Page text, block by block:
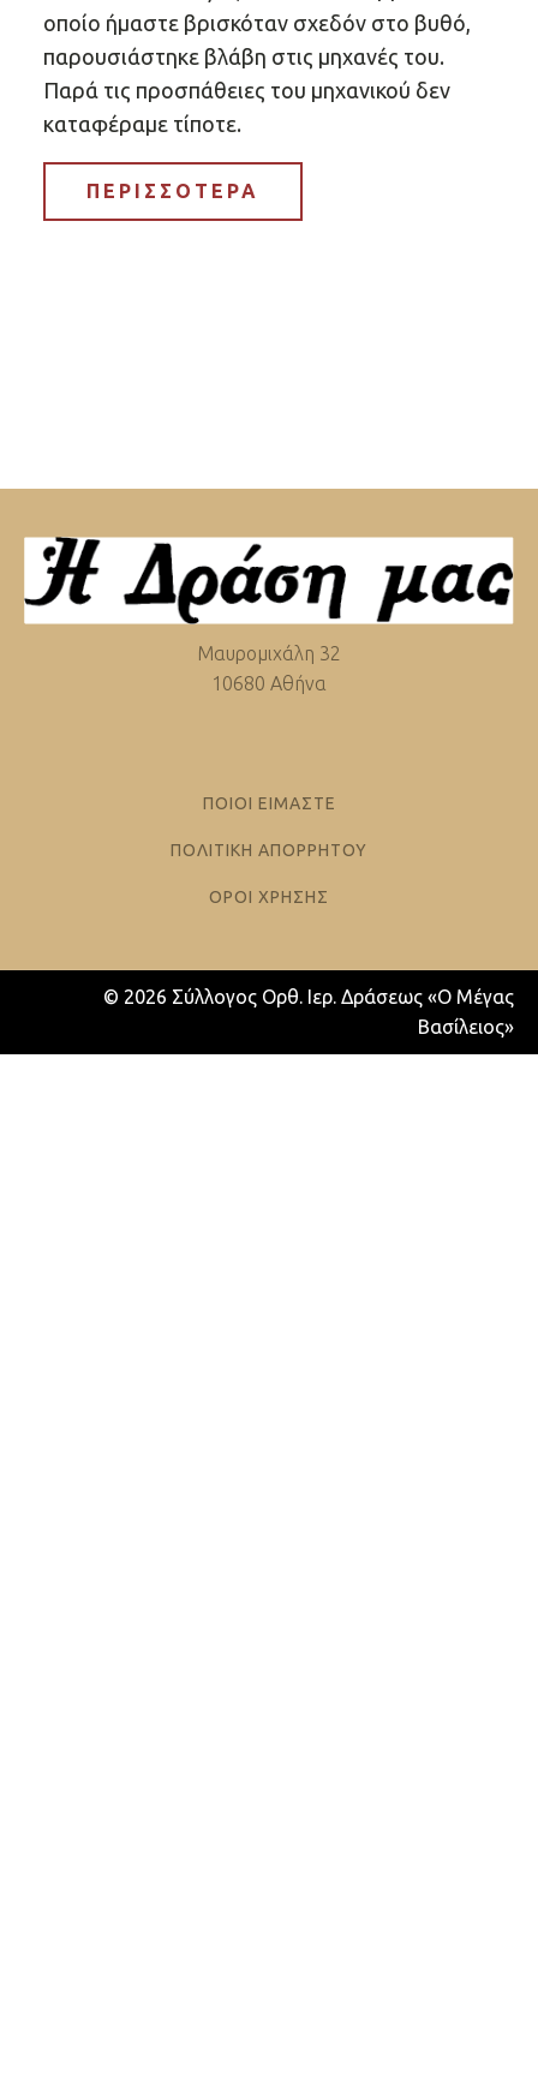
οποίο ήμαστε βρισκόταν σχεδόν στο βυθό,
παρουσιάστηκε βλάβη στις μηχανές του.
Παρά τις προσπάθειες του μηχανικού δεν
καταφέραμε τίποτε.
ΠΕΡΙΣΣΟΤΕΡΑ
Μαυρομιχάλη 32
10680 Αθήνα
ΠΟΙΟΙ ΕΙΜΑΣΤΕ
ΠΟΛΙΤΙΚΗ ΑΠΟΡΡΗΤΟΥ
ΟΡΟΙ ΧΡΗΣΗΣ
© 2026 Σύλλογος Ορθ. Ιερ. Δράσεως «Ο Μέγας
Βασίλειος»